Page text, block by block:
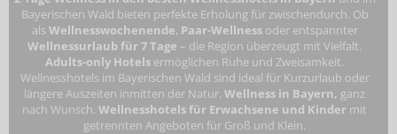
Bayerischen Wald bieten perfekte Erholung für zwischendurch. Ob
als Wellnesswochenende, Paar-Wellness oder entspannter
Wellnessurlaub für 7 Tage – die Region überzeugt mit Vielfalt.
Adults-only Hotels ermöglichen Ruhe und Zweisamkeit.
Wellnesshotels im Bayerischen Wald sind ideal für Kurzurlaub oder
längere Auszeiten inmitten der Natur.Wellness in Bayern, ganz
nach Wunsch.Wellnesshotels für Erwachsene und Kinder mit
getrennten Angeboten für Groß und Klein.